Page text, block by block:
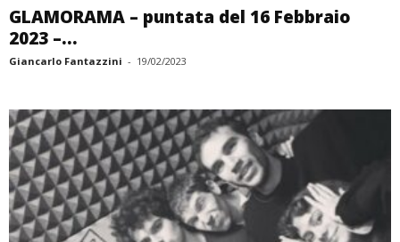
GLAMORAMA – puntata del 16 Febbraio
2023 –...
Giancarlo Fantazzini - 19/02/2023